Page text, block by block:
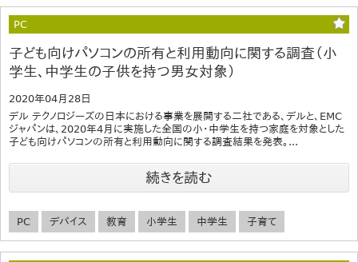
PC
子ども向けパソコンの所有と利用動向に関する調査（小
学生、中学生の子供を持つ男女対象）
2020年04月28日
デル テクノロジーズの日本における事業を展開する二社である、デルと、EMC
ジャパンは、2020年4月に実施した全国の小・中学生を持つ家庭を対象とした
子ども向けパソコンの所有と利用動向に関する調査結果を発表。...
続きを読む
PC デバイス 教育 小学生 中学生 子育て